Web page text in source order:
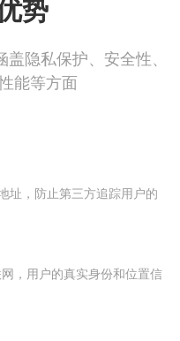
势
隐私保护、安全性、
能等方面
址，防止第三方追踪用户的
，用户的真实身份和位置信